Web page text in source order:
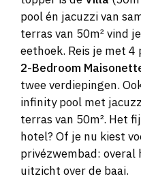
pool én jacuzzi van
terras van 50m² vind
eethoek. Reis je met 4
2-Bedroom
twee verdiepingen.
infinity pool met
terras van 50m². Het
hotel? Of je nu kiest
privézwembad: overal
uitzicht over de baai.